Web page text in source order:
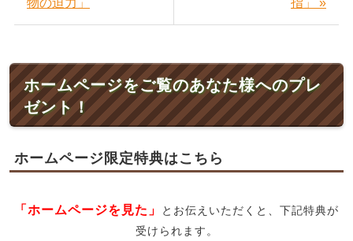
物の迫力」 指」 »
ホームページをご覧のあなた様へのプレ
ゼント！
ホームページ限定特典はこちら
「ホームページを見た」
とお伝えいただくと、下記特典が
受けられます。